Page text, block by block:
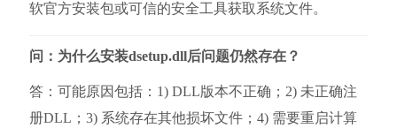
软官方安装包或可信的安全工具获取系统文件。
问：为什么安装dsetup.dll后问题仍然存在？
答：可能原因包括：1) DLL版本不正确；2) 未正确注
册DLL；3) 系统存在其他损坏文件；4) 需要重启计算